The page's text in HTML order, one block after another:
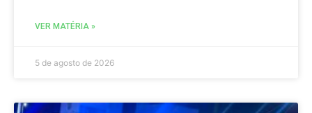
VER MATÉRIA »
5 de agosto de 2026